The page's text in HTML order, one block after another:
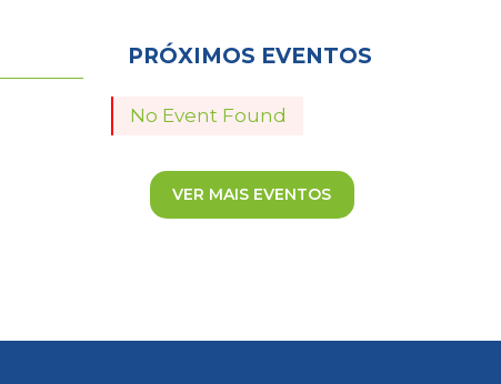
PRÓXIMOS EVENTOS
No Event Found
VER MAIS EVENTOS